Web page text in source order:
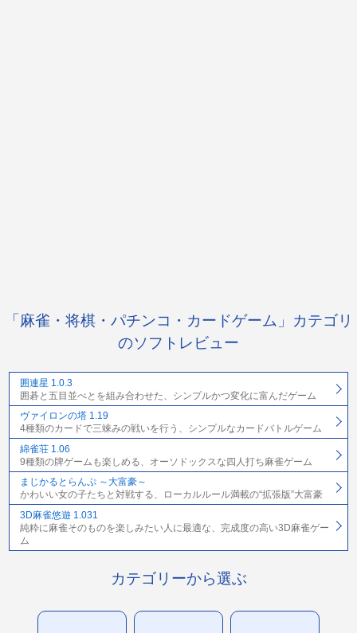
「麻雀・将棋・パチンコ・カードゲーム」カテゴリ
のソフトレビュー
囲連星 1.0.3
囲碁と五目並べとを組み合わせた、シンプルかつ変化に富んだゲーム
ヴァイロンの塔 1.19
4種類のカードで三竦みの戦いを行う、シンプルなカードバトルゲーム
綿雀荘 1.06
9種類の牌ゲームも楽しめる、オーソドックスな四人打ち麻雀ゲーム
まじかるとらんぷ ～大富豪～
かわいい女の子たちと対戦する、ローカルルール満載の“拡張版”大富豪
3D麻雀悠遊 1.031
純粋に麻雀そのものを楽しみたい人に最適な、完成度の高い3D麻雀ゲー
ム
カテゴリーから選ぶ